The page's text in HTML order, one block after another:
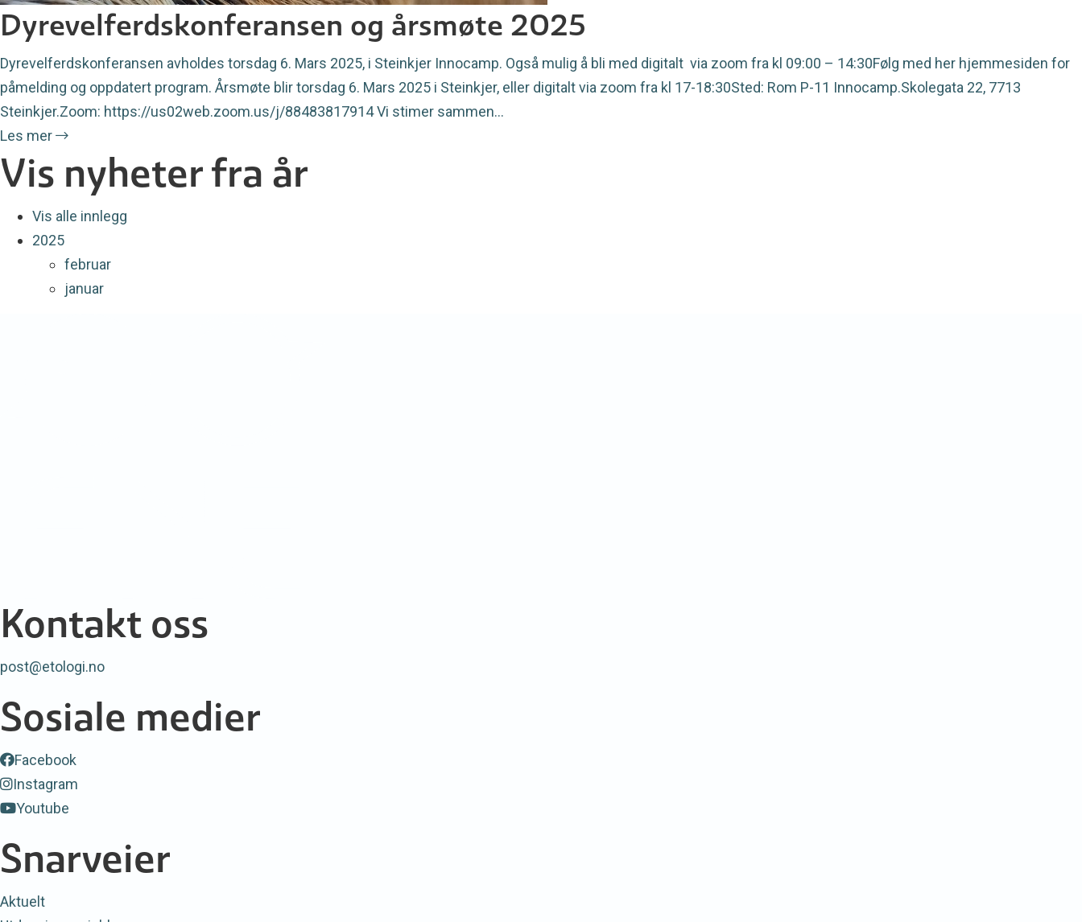
Dyrevelferdskonferansen og årsmøte 2025
Dyrevelferdskonferansen avholdes torsdag 6. Mars 2025, i Steinkjer Innocamp. Også mulig å bli med digitalt via zoom fra kl 09:00 – 14:30Følg med her hjemmesiden for
påmelding og oppdatert program. Årsmøte blir torsdag 6. Mars 2025 i Steinkjer, eller digitalt via zoom fra kl 17-18:30Sted: Rom P-11 Innocamp.Skolegata 22, 7713
Steinkjer.Zoom: https://us02web.zoom.us/j/88483817914 Vi stimer sammen…
Les mer
Vis nyheter fra år
Vis alle innlegg
2025
februar
januar
Kontakt oss
post@etologi.no
Sosiale medier
Facebook
Instagram
Youtube
Snarveier
Aktuelt